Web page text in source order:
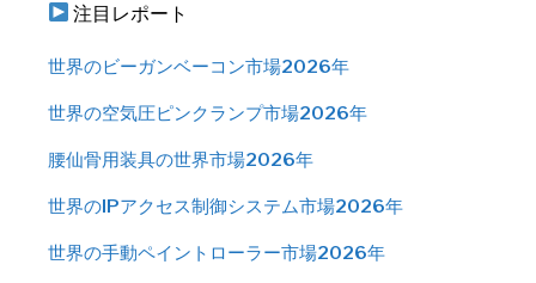
注目レポート
世界のビーガンベーコン市場2026年
世界の空気圧ピンクランプ市場2026年
腰仙骨用装具の世界市場2026年
世界のIPアクセス制御システム市場2026年
世界の手動ペイントローラー市場2026年